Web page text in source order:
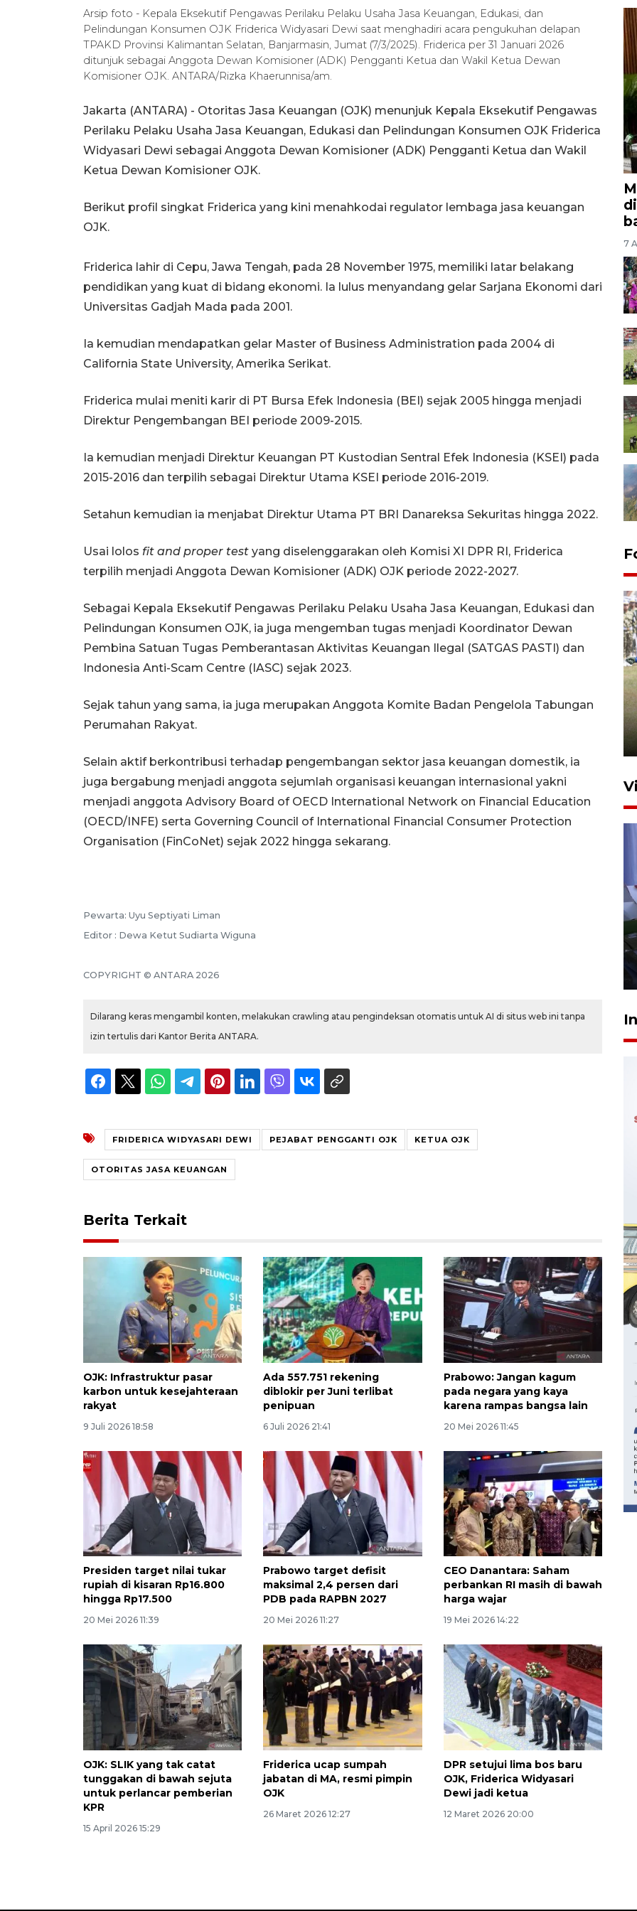
Arsip foto - Kepala Eksekutif Pengawas Perilaku Pelaku Usaha Jasa Keuangan, Edukasi, dan
Pelindungan Konsumen OJK Friderica Widyasari Dewi saat menghadiri acara pengukuhan delapan
TPAKD Provinsi Kalimantan Selatan, Banjarmasin, Jumat (7/3/2025). Friderica per 31 Januari 2026
ditunjuk sebagai Anggota Dewan Komisioner (ADK) Pengganti Ketua dan Wakil Ketua Dewan
Komisioner OJK. ANTARA/Rizka Khaerunnisa/am.
Jakarta (ANTARA) - Otoritas Jasa Keuangan (OJK) menunjuk Kepala Eksekutif Pengawas
Perilaku Pelaku Usaha Jasa Keuangan, Edukasi dan Pelindungan Konsumen OJK Friderica
Widyasari Dewi sebagai Anggota Dewan Komisioner (ADK) Pengganti Ketua dan Wakil
Ketua Dewan Komisioner OJK.
Berikut profil singkat Friderica yang kini menahkodai regulator lembaga jasa keuangan
OJK.
Friderica lahir di Cepu, Jawa Tengah, pada 28 November 1975, memiliki latar belakang
pendidikan yang kuat di bidang ekonomi. Ia lulus menyandang gelar Sarjana Ekonomi dari
Universitas Gadjah Mada pada 2001.
Ia kemudian mendapatkan gelar Master of Business Administration pada 2004 di
California State University, Amerika Serikat.
Friderica mulai meniti karir di PT Bursa Efek Indonesia (BEI) sejak 2005 hingga menjadi
Direktur Pengembangan BEI periode 2009-2015.
Ia kemudian menjadi Direktur Keuangan PT Kustodian Sentral Efek Indonesia (KSEI) pada
2015-2016 dan terpilih sebagai Direktur Utama KSEI periode 2016-2019.
Setahun kemudian ia menjabat Direktur Utama PT BRI Danareksa Sekuritas hingga 2022.
Usai lolos fit and proper test yang diselenggarakan oleh Komisi XI DPR RI, Friderica
terpilih menjadi Anggota Dewan Komisioner (ADK) OJK periode 2022-2027.
Sebagai Kepala Eksekutif Pengawas Perilaku Pelaku Usaha Jasa Keuangan, Edukasi dan
Pelindungan Konsumen OJK, ia juga mengemban tugas menjadi Koordinator Dewan
Pembina Satuan Tugas Pemberantasan Aktivitas Keuangan Ilegal (SATGAS PASTI) dan
Indonesia Anti-Scam Centre (IASC) sejak 2023.
Sejak tahun yang sama, ia juga merupakan Anggota Komite Badan Pengelola Tabungan
Perumahan Rakyat.
Selain aktif berkontribusi terhadap pengembangan sektor jasa keuangan domestik, ia
juga bergabung menjadi anggota sejumlah organisasi keuangan internasional yakni
menjadi anggota Advisory Board of OECD International Network on Financial Education
(OECD/INFE) serta Governing Council of International Financial Consumer Protection
Organisation (FinCoNet) sejak 2022 hingga sekarang.
Pewarta: Uyu Septiyati Liman
Editor : Dewa Ketut Sudiarta Wiguna
COPYRIGHT © ANTARA 2026
Dilarang keras mengambil konten, melakukan crawling atau pengindeksan otomatis untuk AI di situs web ini tanpa
izin tertulis dari Kantor Berita ANTARA.
FRIDERICA WIDYASARI DEWI PEJABAT PENGGANTI OJK KETUA OJK
OTORITAS JASA KEUANGAN
Berita Terkait
OJK: Infrastruktur pasar
karbon untuk kesejahteraan
rakyat
9 Juli 2026 18:58
Ada 557.751 rekening
diblokir per Juni terlibat
penipuan
6 Juli 2026 21:41
Prabowo: Jangan kagum
pada negara yang kaya
karena rampas bangsa lain
20 Mei 2026 11:45
Presiden target nilai tukar
rupiah di kisaran Rp16.800
hingga Rp17.500
20 Mei 2026 11:39
Prabowo target defisit
maksimal 2,4 persen dari
PDB pada RAPBN 2027
20 Mei 2026 11:27
CEO Danantara: Saham
perbankan RI masih di bawah
harga wajar
19 Mei 2026 14:22
OJK: SLIK yang tak catat
tunggakan di bawah sejuta
untuk perlancar pemberian
KPR
15 April 2026 15:29
Friderica ucap sumpah
jabatan di MA, resmi pimpin
OJK
26 Maret 2026 12:27
DPR setujui lima bos baru
OJK, Friderica Widyasari
Dewi jadi ketua
12 Maret 2026 20:00
7
pajak pedagang melalui
160 ribu sambungan baru
jaringan gas 2026
2026-08-07 18:00:00